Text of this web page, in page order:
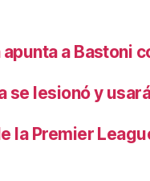
apunta a Bastoni
se lesionó y
la Premier